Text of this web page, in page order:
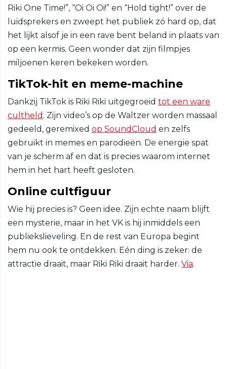
Riki One Time!”, “Oi Oi Oi!” en “Hold tight!” over de
luidsprekers en zweept het publiek zó hard op, dat
het lijkt alsof je in een rave bent beland in plaats van
op een kermis. Geen wonder dat zijn filmpjes
miljoenen keren bekeken worden.
TikTok-hit en meme-machine
Dankzij TikTok is Riki Riki uitgegroeid tot een ware
cultheld . Zijn video’s op de Waltzer worden massaal
gedeeld, geremixed op SoundCloud en zelfs
gebruikt in memes en parodieën. De energie spat
van je scherm af en dat is precies waarom internet
hem in het hart heeft gesloten.
Online cultfiguur
Wie hij precies is? Geen idee. Zijn echte naam blijft
een mysterie, maar in het VK is hij inmiddels een
publiekslieveling. En de rest van Europa begint
hem nu ook te ontdekken. Eén ding is zeker: de
attractie draait, maar Riki Riki draait harder. Via.